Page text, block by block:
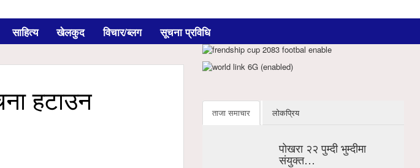
साहित्य खेलकुद विचार/ब्लग सूचना प्रविधि
हटाउन
ताजा समाचार लोकप्रिय
पोखरा २२ पुम्दी भुम्दीमा
संयुक्त…